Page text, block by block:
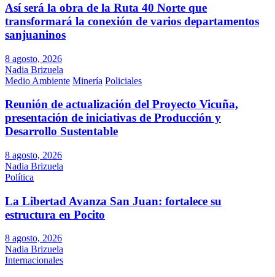
Así será la obra de la Ruta 40 Norte que
transformará la conexión de varios departamentos
sanjuaninos
8 agosto, 2026
Nadia Brizuela
Medio Ambiente Minería Policiales
Reunión de actualización del Proyecto Vicuña,
presentación de iniciativas de Producción y
Desarrollo Sustentable
8 agosto, 2026
Nadia Brizuela
Política
La Libertad Avanza San Juan: fortalece su
estructura en Pocito
8 agosto, 2026
Nadia Brizuela
Internacionales